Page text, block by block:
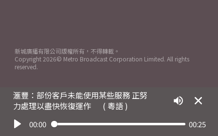
滙豐：部份客戶未能使用某些服務 正努
力處理以盡快恢復運作
( 粵語 )
00:00 00:25
新城廣播有限公司版權所有，不得轉載。
Copyright 2026© Metro Broadcast Corporation Limited. All rights
reserved.